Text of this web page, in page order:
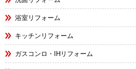
浴室リフォーム
キッチンリフォーム
ガスコンロ・IHリフォーム